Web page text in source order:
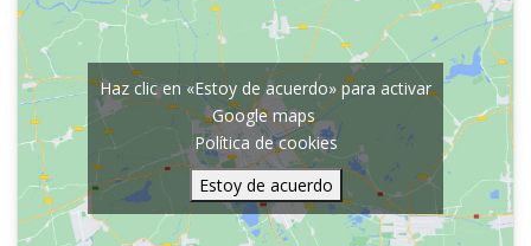
Haz clic en «Estoy de acuerdo» para activar
Google maps
Política de cookies
Estoy de acuerdo